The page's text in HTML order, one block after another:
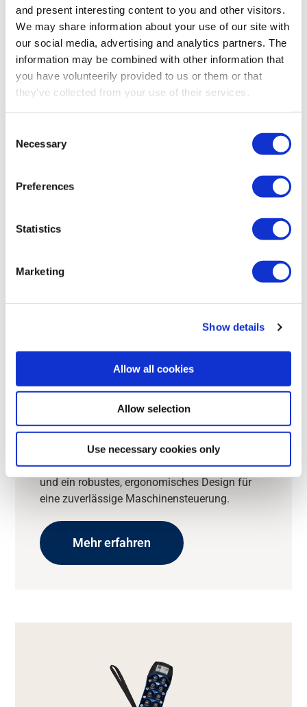
and present interesting content to you and other visitors.
We may share information about your use of our site with
our social media, advertising and analytics partners. The
information may be combined with other information that
you have volunteerily provided to us or them or that
they’ve collected from your use of their services.
Selection
Necessary
Preferences
Statistics
Marketing
Show details
Allow all cookies
Allow selection
Use necessary cookies only
Der Pocket bietet eine
Zweiwegekommunikation mit LED-Anzeigen,
Schutzart IP67 und ein elegantes, anpassbares
Design mit bis zu 8 Tasten.
Der Rocket Sender verfügt über patentierte Ein-
/ Zweistufige Drucktasten, Rückmelde LEDs
oder optionales Display, funktionale Sicherheit
und ein robustes, ergonomisches Design für
eine zuverlässige Maschinensteuerung.
Mehr erfahren